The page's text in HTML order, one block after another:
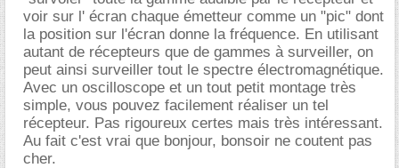
voir sur l' écran chaque émetteur comme un "pic" dont
la position sur l'écran donne la fréquence. En utilisant
autant de récepteurs que de gammes à surveiller, on
peut ainsi surveiller tout le spectre électromagnétique.
Avec un oscilloscope et un tout petit montage très
simple, vous pouvez facilement réaliser un tel
récepteur. Pas rigoureux certes mais très intéressant.
Au fait c'est vrai que bonjour, bonsoir ne coutent pas
cher.